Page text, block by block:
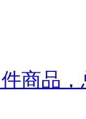
商品